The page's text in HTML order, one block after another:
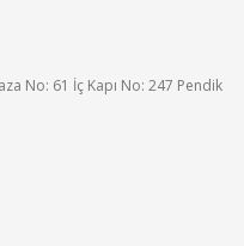
Perdesi
No: 61 İç Kapı No: 247 Pendik